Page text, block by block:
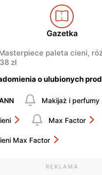
Gazetka
paleta cieni,
zł
o ulubionych
Makijaż i perfumy
Max Factor
Max Factor
REKLAMA